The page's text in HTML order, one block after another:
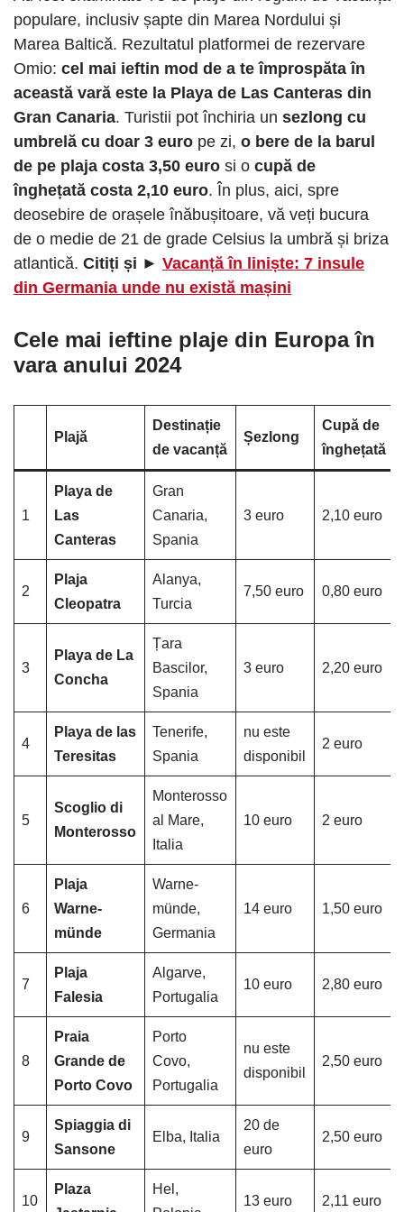
populare, inclusiv șapte din Marea Nordului și
Marea Baltică. Rezultatul platformei de rezervare
Omio: cel mai ieftin mod de a te împrospăta în
această vară este la Playa de Las Canteras din
Gran Canaria. Turistii pot închiria un sezlong cu
umbrelă cu doar 3 euro pe zi, o bere de la barul
de pe plaja costa 3,50 euro si o cupă de
înghețată costa 2,10 euro. În plus, aici, spre
deosebire de orașele înăbușitoare, vă veți bucura
de o medie de 21 de grade Celsius la umbră și briza
atlantică. Citiți și ► Vacanță în liniște: 7 insule
din Germania unde nu există mașini
Cele mai ieftine plaje din Europa în
vara anului 2024
Plajă
Destinație
de vacanță
Șezlong
Cupă de
înghețată
1
Playa de
Las
Canteras
Gran
Canaria,
Spania
3 euro 2,10 euro
2
Plaja
Cleopatra
Alanya,
Turcia
7,50 euro 0,80 euro
3
Playa de La
Concha
Țara
Bascilor,
Spania
3 euro 2,20 euro
4
Playa de las
Teresitas
Tenerife,
Spania
nu este
disponibil
2 euro
5
Scoglio di
Monterosso
Monterosso
al Mare,
Italia
10 euro 2 euro
6
Plaja
Warne-
münde
Warne-
münde,
Germania
14 euro 1,50 euro
7
Plaja
Falesia
Algarve,
Portugalia
10 euro 2,80 euro
8
Praia
Grande de
Porto Covo
Porto
Covo,
Portugalia
nu este
disponibil
2,50 euro
9
Spiaggia di
Sansone
Elba, Italia
20 de
euro
2,50 euro
10
Plaza
Hel,
13 euro 2,11 euro